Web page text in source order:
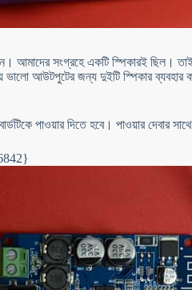
আমাদের সংগ্রহে একটি স্পিকারই ছিল।
আউটপুটের জন্য দুইটি স্পিকার ব্যবহার
পাওয়ার দিতে হবে। পাওয়ার দেবার